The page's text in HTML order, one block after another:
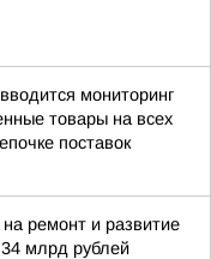
мониторинг
товары на всех
поставок
ремонт и развитие
млрд рублей